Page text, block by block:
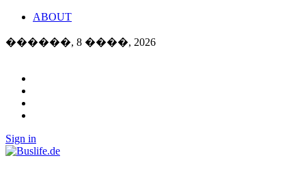
ABOUT
������, 8 ����, 2026
Sign in